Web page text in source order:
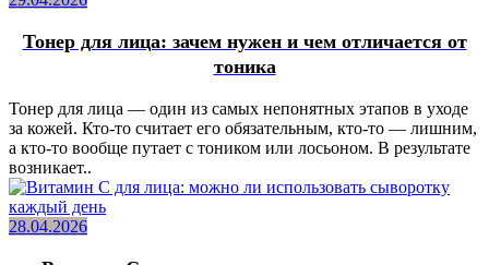
Тонер для лица: зачем нужен и чем отличается от
тоника
Тонер для лица — один из самых непонятных этапов в уходе
за кожей. Кто-то считает его обязательным, кто-то — лишним,
а кто-то вообще путает с тоником или лосьоном. В результате
возникает..
28.04.2026